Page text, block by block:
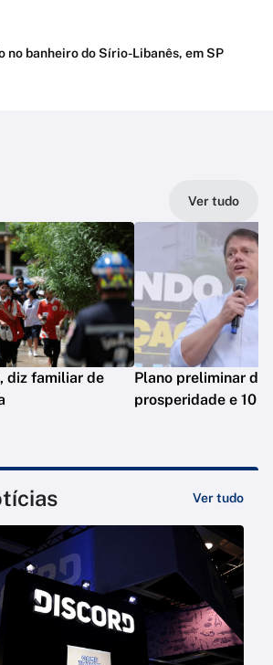
no banheiro do Sírio-Libanês, em SP
Ver tudo
diz familiar de
Plano preliminar de
prosperidade e 10
Ver tudo